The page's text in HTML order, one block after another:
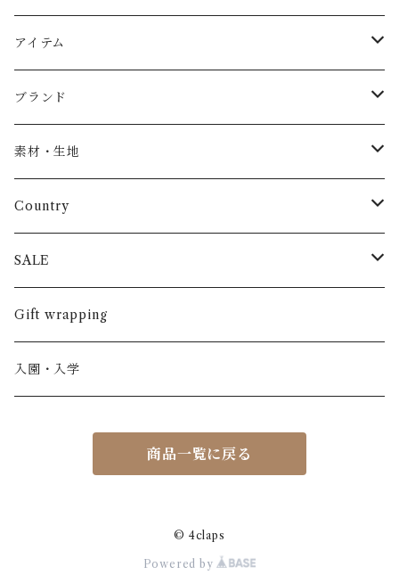
アイテム
Baby
トップス
長袖
半袖
パンツ
長ズボン
半ズボン
スカート
ワンピース
カーディガン / 羽織もの
ブランド
AS WE GROW
ARCH&LINE
BABE & TESS
BOBOCHOSES
BONHEUR DU JOUR
素材・生地
コットン 100%
リネン( 麻 )
ウール
アルパカ
Country
France / フランス
Italy / イタリア
NY / ニューヨーク
Spain / スペイン
SALE
男の子
女の子
くつ・帽子・Bag
Gift wrapping
入園・入学
商品一覧に戻る
© 4claps
Powered by